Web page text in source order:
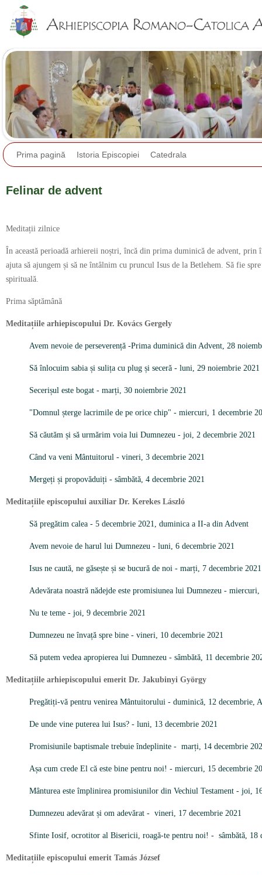
Prima pagină Istoria Episcopiei Catedrala
Felinar de advent
Meditații zilnice
În această perioadă arhiereii noștri, încă din prima duminică de advent,
ajuta să ajungem și să ne întâlnim cu pruncul Isus de la Betlehem. Să fie
spirituală.
Prima săptămână
Meditațiile arhiepiscopului Dr. Kovács Gergely
Avem nevoie de perseverență -Prima duminică din Advent, 28
Să înlocuim sabia și sulița cu plug și seceră - luni, 29 noiembrie 2021
Secerișul este bogat - marți, 30 noiembrie 2021
"Domnul șterge lacrimile de pe orice chip" - miercuri, 1 decembrie
Să căutăm și să urmărim voia lui Dumnezeu - joi, 2 decembrie 2021
Când va veni Mântuitorul - vineri, 3 decembrie 2021
Mergeți și propovăduiți - sâmbătă, 4 decembrie 2021
Meditațiile episcopului auxiliar Dr. Kerekes László
Să pregătim calea - 5 decembrie 2021, duminica a II-a din Advent
Avem nevoie de harul lui Dumnezeu - luni, 6 decembrie 2021
Isus ne caută, ne găsește și se bucură de noi - marți, 7 decembrie 2021
Adevărata noastră nădejde este promisiunea lui Dumnezeu -
Nu te teme - joi, 9 decembrie 2021
Dumnezeu ne învață spre bine - vineri, 10 decembrie 2021
Să putem vedea apropierea lui Dumnezeu - sâmbătă, 11 decembrie
Meditațiile arhiepiscopului emerit Dr. Jakubinyi György
Pregătiți-vă pentru venirea Mântuitorului - duminică, 12 decembrie,
De unde vine puterea lui Isus? - luni, 13 decembrie 2021
Promisiunile baptismale trebuie îndeplinite - marți, 14 decembrie
Așa cum crede El că este bine pentru noi! - miercuri, 15 decembrie
Mânturea este împlinirea promisiunilor din Vechiul Testament - joi,
Dumnezeu adevărat și om adevărat - vineri, 17 decembrie 2021
Sfinte Iosif, ocrotitor al Bisericii, roagă-te pentru noi! - sâmbătă, 18
Meditațiile episcopului emerit Tamás József